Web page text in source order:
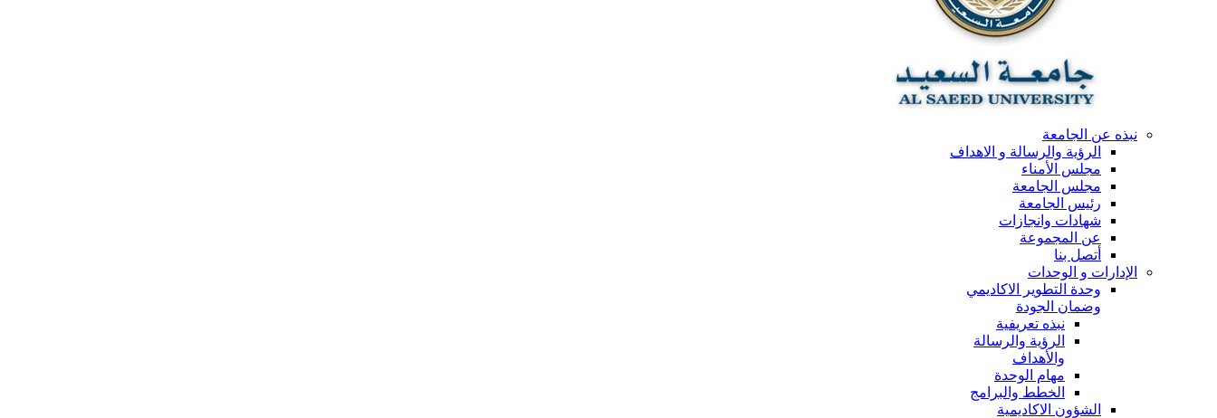
نبذه عن الجامعة
الرؤية والرسالة و الاهداف
مجلس الأمناء
مجلس الجامعة
رئيس الجامعة
شهادات وانجازات
عن المجموعة
أتصل بنا
الإدارات و الوحدات
وحدة التطوير الاكاديمي
وضمان الجودة
نبذه تعريفية
الرؤية والرسالة
والأهداف
مهام الوحدة
الخطط والبرامج
الشؤون الاكاديمية